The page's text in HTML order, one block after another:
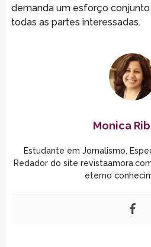
demanda um esforço
todas as partes interessadas.
Monica
Estudante em Jornalismo,
Redador do site
eterno